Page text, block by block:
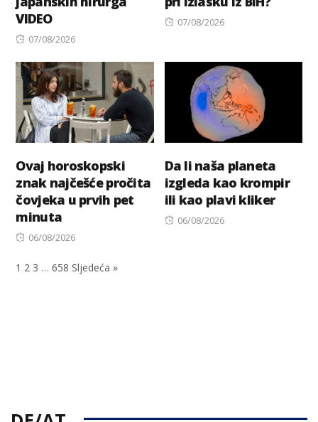
VIDEO
Posted
07/08/2026
Posted
07/08/2026
Ovaj horoskopski
znak najčešće pročita
čovjeka u prvih pet
minuta
Posted
06/08/2026
Da li naša planeta
izgleda kao krompir
ili kao plavi kliker
Posted
06/08/2026
1 2 3 … 658 Sljedeća »